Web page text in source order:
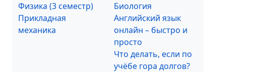
Физика (3 семестр)
Прикладная
механика
Биология
Английский язык
онлайн – быстро и
просто
Что делать, если по
учёбе гора долгов?